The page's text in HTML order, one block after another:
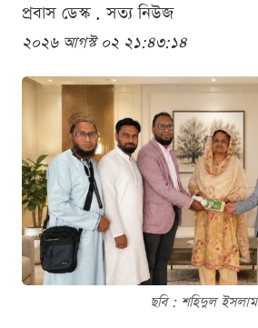
প্রবাস ডেস্ক . সত্য নিউজ
২০২৬ আগস্ট ০২ ২১:৪৩:১৪
ছবি : শ‌হিদুল ইসলাম